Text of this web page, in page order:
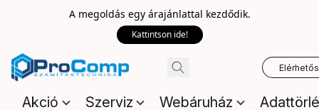
A megoldás egy árajánlattal kezdődik.
Kattintson ide!
Akció Szerviz Webáruház